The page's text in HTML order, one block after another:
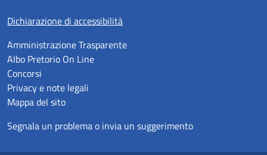
Dichiarazione di accessibilità
Amministrazione Trasparente
Albo Pretorio On Line
Concorsi
Privacy e note legali
Mappa del sito
Segnala un problema o invia un suggerimento